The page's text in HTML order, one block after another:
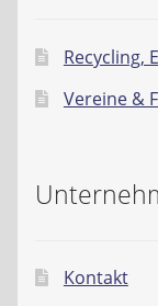
Recycling,
Vereine &
Kontakt